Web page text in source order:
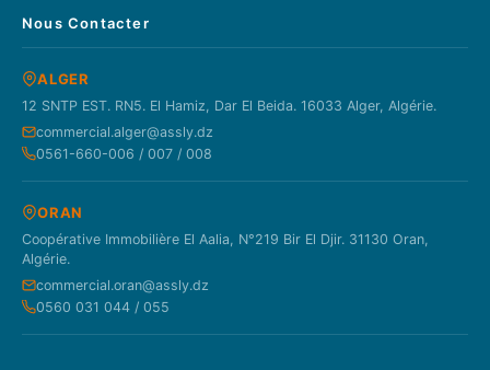
Nous Contacter
ALGER
12 SNTP EST. RN5. El Hamiz, Dar El Beida. 16033 Alger, Algérie.
commercial.alger@assly.dz
0561-660-006 / 007 / 008
ORAN
Coopérative Immobilière El Aalia, N°219 Bir El Djir. 31130 Oran,
Algérie.
commercial.oran@assly.dz
0560 031 044 / 055